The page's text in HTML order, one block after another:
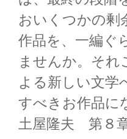
おいくつかの剰
作品を、一編ぐ
ませんか。それ
よる新しい文学
すべきお作品に
土屋隆夫 第８